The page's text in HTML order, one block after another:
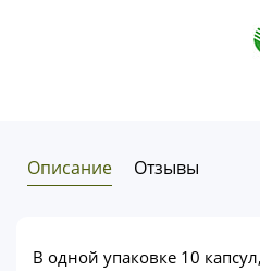
Описание Отзывы
В одной упаковке 10